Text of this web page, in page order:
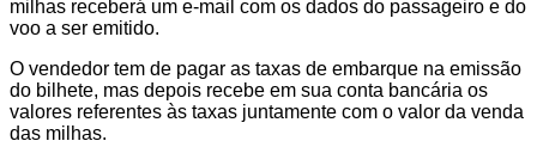
milhas receberá um e-mail com os dados do passageiro e do
voo a ser emitido.
O vendedor tem de pagar as taxas de embarque na emissão
do bilhete, mas depois recebe em sua conta bancária os
valores referentes às taxas juntamente com o valor da venda
das milhas.